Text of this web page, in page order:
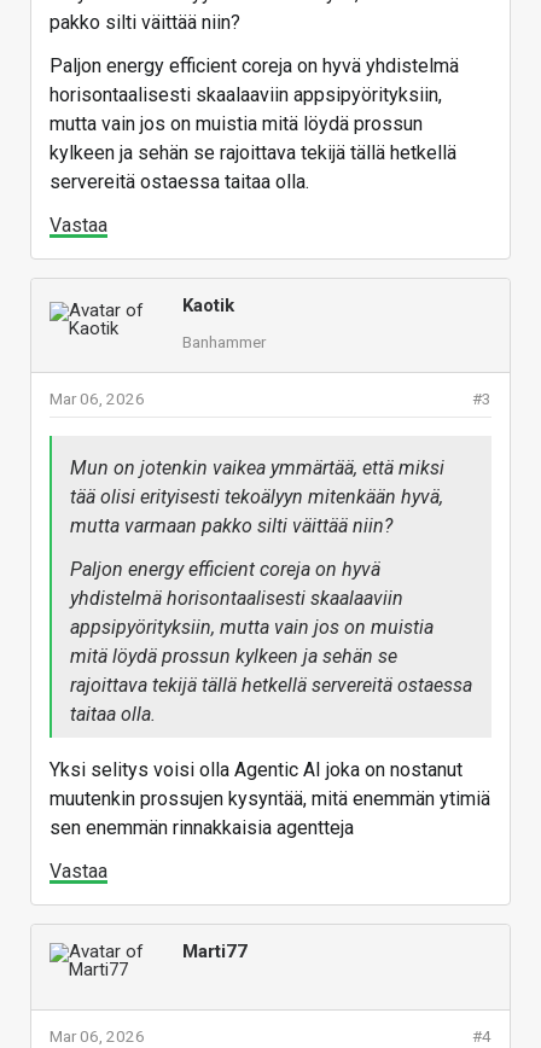
pakko silti väittää niin?
Paljon energy efficient coreja on hyvä yhdistelmä
horisontaalisesti skaalaaviin appsipyörityksiin,
mutta vain jos on muistia mitä löydä prossun
kylkeen ja sehän se rajoittava tekijä tällä hetkellä
servereitä ostaessa taitaa olla.
Vastaa
Kaotik
Banhammer
#3
Mar 06, 2026
Mun on jotenkin vaikea ymmärtää, että miksi
tää olisi erityisesti tekoälyyn mitenkään hyvä,
mutta varmaan pakko silti väittää niin?
Paljon energy efficient coreja on hyvä
yhdistelmä horisontaalisesti skaalaaviin
appsipyörityksiin, mutta vain jos on muistia
mitä löydä prossun kylkeen ja sehän se
rajoittava tekijä tällä hetkellä servereitä ostaessa
taitaa olla.
Yksi selitys voisi olla Agentic AI joka on nostanut
muutenkin prossujen kysyntää, mitä enemmän ytimiä
sen enemmän rinnakkaisia agentteja
Vastaa
Marti77
#4
Mar 06, 2026